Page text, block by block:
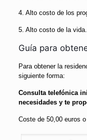
4. Alto costo de los
5. Alto costo de la vida.
Guía para
Para obtener la
siguiente forma:
Consulta telefónica
necesidades y te
Coste de 50,00 euros